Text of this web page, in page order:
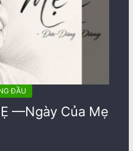
ĐẦU
—Ngày Của Mẹ